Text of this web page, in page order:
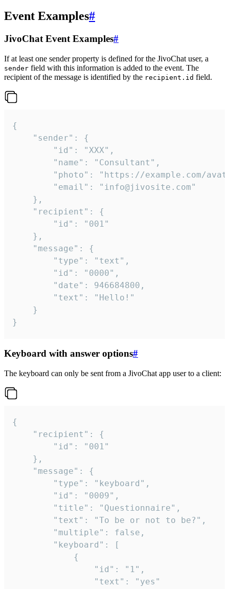
Event Examples#
JivoChat Event Examples#
If at least one sender property is defined for the JivoChat user, a
sender field with this information is added to the event. The
recipient of the message is identified by the recipient.id field.
{
}
Keyboard with answer options#
The keyboard can only be sent from a JivoChat app user to a client:
{